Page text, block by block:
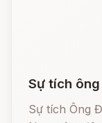
Sự tích
Sự tích Ông